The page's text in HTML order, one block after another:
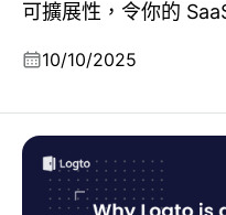
可擴展性，令你的
10/10/2025
為什麼 Logto 是從
遷移的團隊強勢之選